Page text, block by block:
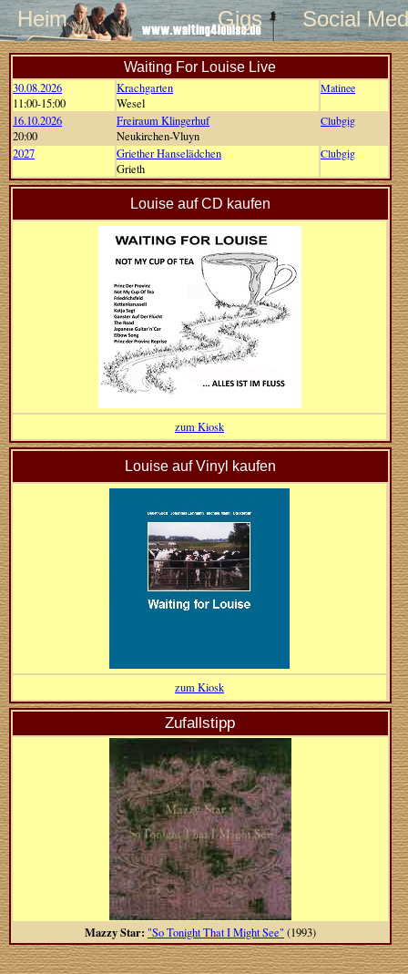
Heim Gigs Social
Waiting For Louise Live
30.08.2026
11:00-15:00
Krachgarten
Wesel
Matinee
16.10.2026
20:00
Freiraum Klingerhuf
Neukirchen-Vluyn
Clubgig
2027
Griether Hanselädchen
Grieth
Clubgig
Louise auf CD kaufen
zum Kiosk
Louise auf Vinyl kaufen
zum Kiosk
Zufallstipp
Mazzy Star: "So Tonight That I Might See" (1993)